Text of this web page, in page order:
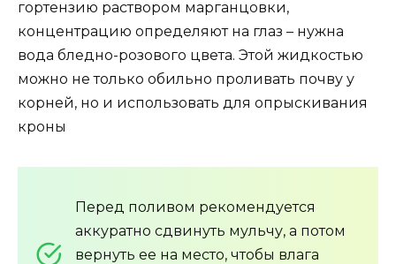
гортензию раствором марганцовки,
концентрацию определяют на глаз – нужна
вода бледно-розового цвета. Этой жидкостью
можно не только обильно проливать почву у
корней, но и использовать для опрыскивания
кроны
Перед поливом рекомендуется
аккуратно сдвинуть мульчу, а потом
вернуть ее на место, чтобы влага